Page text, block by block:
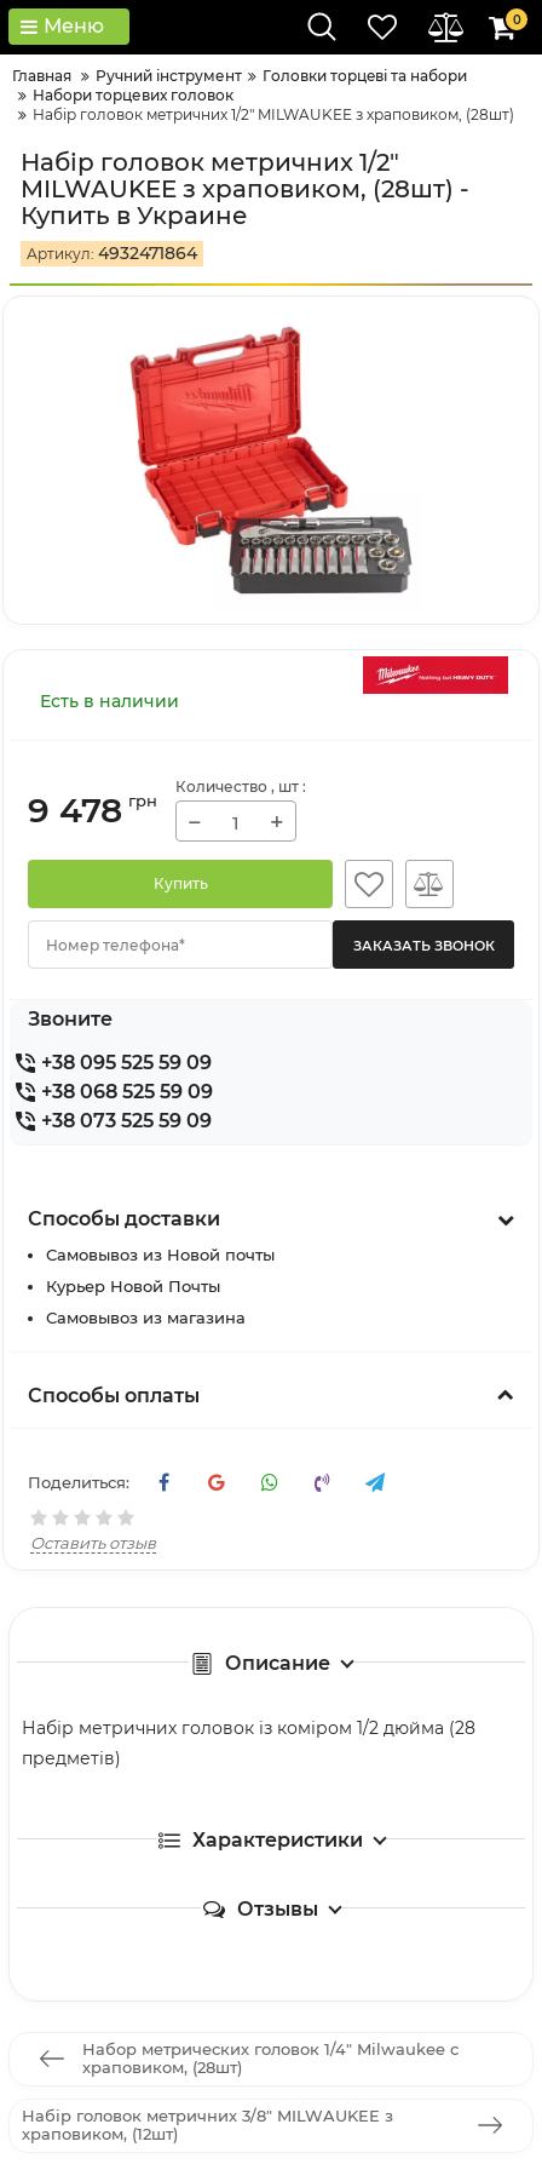
Меню 0
Главная Ручний інструмент
Гoлoвки тopцeві тa нaбopи
Набори торцевих головок
Набір головок метричних 1/2" MILWAUKEE з храповиком, (28шт)
Набір головок метричних 1/2"
MILWAUKEE з храповиком, (28шт) -
Купить в Украине
Артикул: 4932471864
Есть в наличии
9 478 грн
Количество , шт :
− +
Купить
Номер телефона*
Звоните
+38 095 525 59 09
+38 068 525 59 09
+38 073 525 59 09
Способы доставки
Самовывоз из Новой почты
Курьер Новой Почты
Самовывоз из магазина
Способы оплаты
Поделиться:
Оставить отзыв
Описание
Набір метричних головок із коміром 1/2 дюйма (28
предметів)
Характеристики
Отзывы
Набор метрических головок 1/4" Milwaukee с
храповиком, (28шт)
Набір головок метричних 3/8" MILWAUKEE з
храповиком, (12шт)